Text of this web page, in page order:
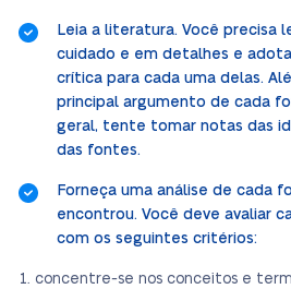
Leia a literatura. Você precisa
cuidado e em detalhes e
crítica para cada uma delas.
principal argumento de cada
geral, tente tomar notas das
das fontes.
Forneça uma análise de cada
encontrou. Você deve avaliar
com os seguintes critérios:
concentre-se nos conceitos e